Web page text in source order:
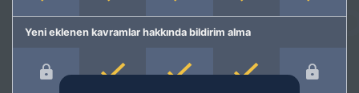
Yeni eklenen kavramlar hakkında bildirim alma